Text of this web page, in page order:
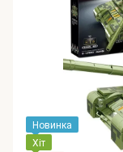
Новинка
Хіт